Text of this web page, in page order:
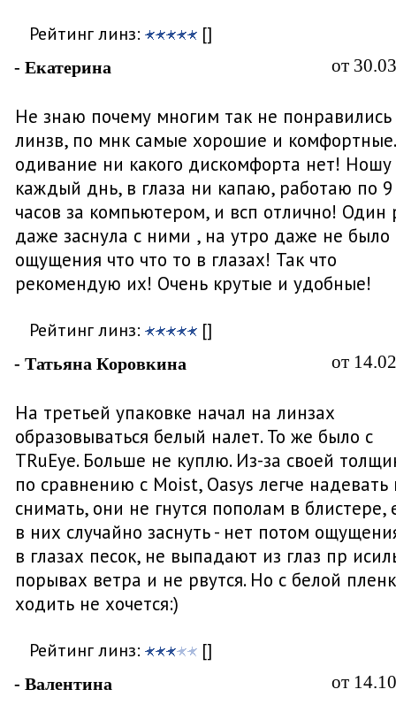
Рейтинг линз: []
- Екатерина от
Не знаю почему многим так не понравились
линзв, по мнк самые хорошие и
одивание ни какого дискомфорта нет! Ношу
каждый днь, в глаза ни капаю, работаю по 9
часов за компьютером, и всп отлично! Один
даже заснула с ними , на утро даже не было
ощущения что что то в глазах! Так что
рекомендую их! Очень крутые и удобные!
Рейтинг линз: []
- Татьяна Коровкина от
На третьей упаковке начал на линзах
образовываться белый налет. То же было с
TRuEye. Больше не куплю. Из-за своей
по сравнению с Moist, Oasys легче надевать
снимать, они не гнутся пополам в блистере,
в них случайно заснуть - нет потом
в глазах песок, не выпадают из глаз пр
порывах ветра и не рвутся. Но с белой
ходить не хочется:)
Рейтинг линз: []
- Валентина от